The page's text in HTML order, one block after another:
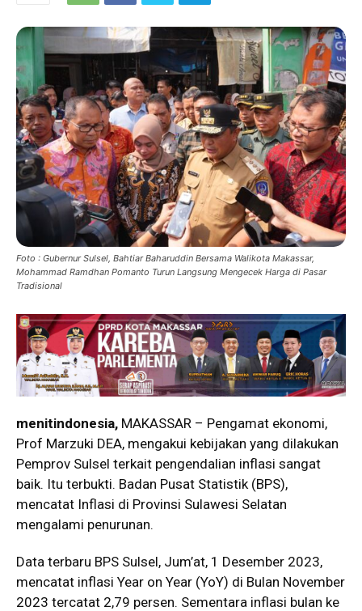
Foto : Gubernur Sulsel, Bahtiar Baharuddin Bersama Walikota Makassar,
Mohammad Ramdhan Pomanto Turun Langsung Mengecek Harga di Pasar
Tradisional
menitindonesia, MAKASSAR – Pengamat ekonomi,
Prof Marzuki DEA, mengakui kebijakan yang dilakukan
Pemprov Sulsel terkait pengendalian inflasi sangat
baik. Itu terbukti. Badan Pusat Statistik (BPS),
mencatat Inflasi di Provinsi Sulawesi Selatan
mengalami penurunan.
Data terbaru BPS Sulsel, Jum’at, 1 Desember 2023,
mencatat inflasi Year on Year (YoY) di Bulan November
2023 tercatat 2,79 persen. Sementara inflasi bulan ke